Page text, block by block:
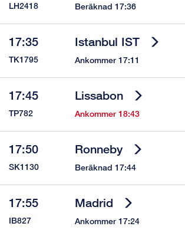
LH2418 Beräknad 17:36
17:35 Istanbul IST
TK1795 Ankommer 17:11
17:45 Lissabon
TP782 Ankommer 18:43
17:50 Ronneby
SK1130 Beräknad 17:44
17:55 Madrid
IB827 Ankommer 17:24